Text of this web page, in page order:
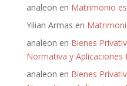
analeon en Matrimonio
Yilian Armas en
analeon en Bienes
Normativa y Aplicaciones
analeon en Bienes